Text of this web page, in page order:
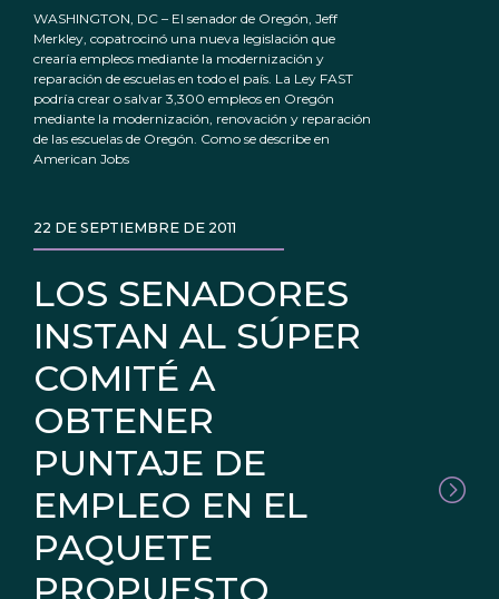
WASHINGTON, DC – El senador de Oregón, Jeff
Merkley, copatrocinó una nueva legislación que
crearía empleos mediante la modernización y
reparación de escuelas en todo el país. La Ley FAST
podría crear o salvar 3,300 empleos en Oregón
mediante la modernización, renovación y reparación
de las escuelas de Oregón. Como se describe en
American Jobs
LOS SENADORES
INSTAN AL SÚPER
COMITÉ A
OBTENER
PUNTAJE DE
EMPLEO EN EL
PAQUETE
PROPUESTO
22 DE SEPTIEMBRE DE 2011